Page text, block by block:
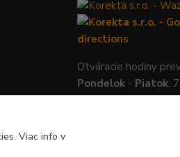
Otváracie hodiny
Pondelok - Piatok:
Viac info v